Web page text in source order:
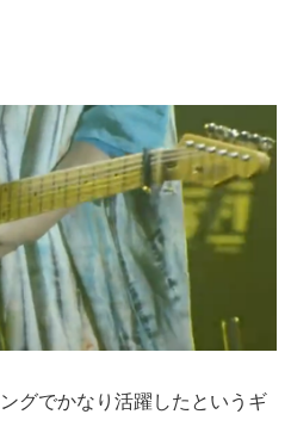
グでかなり活躍したというギ